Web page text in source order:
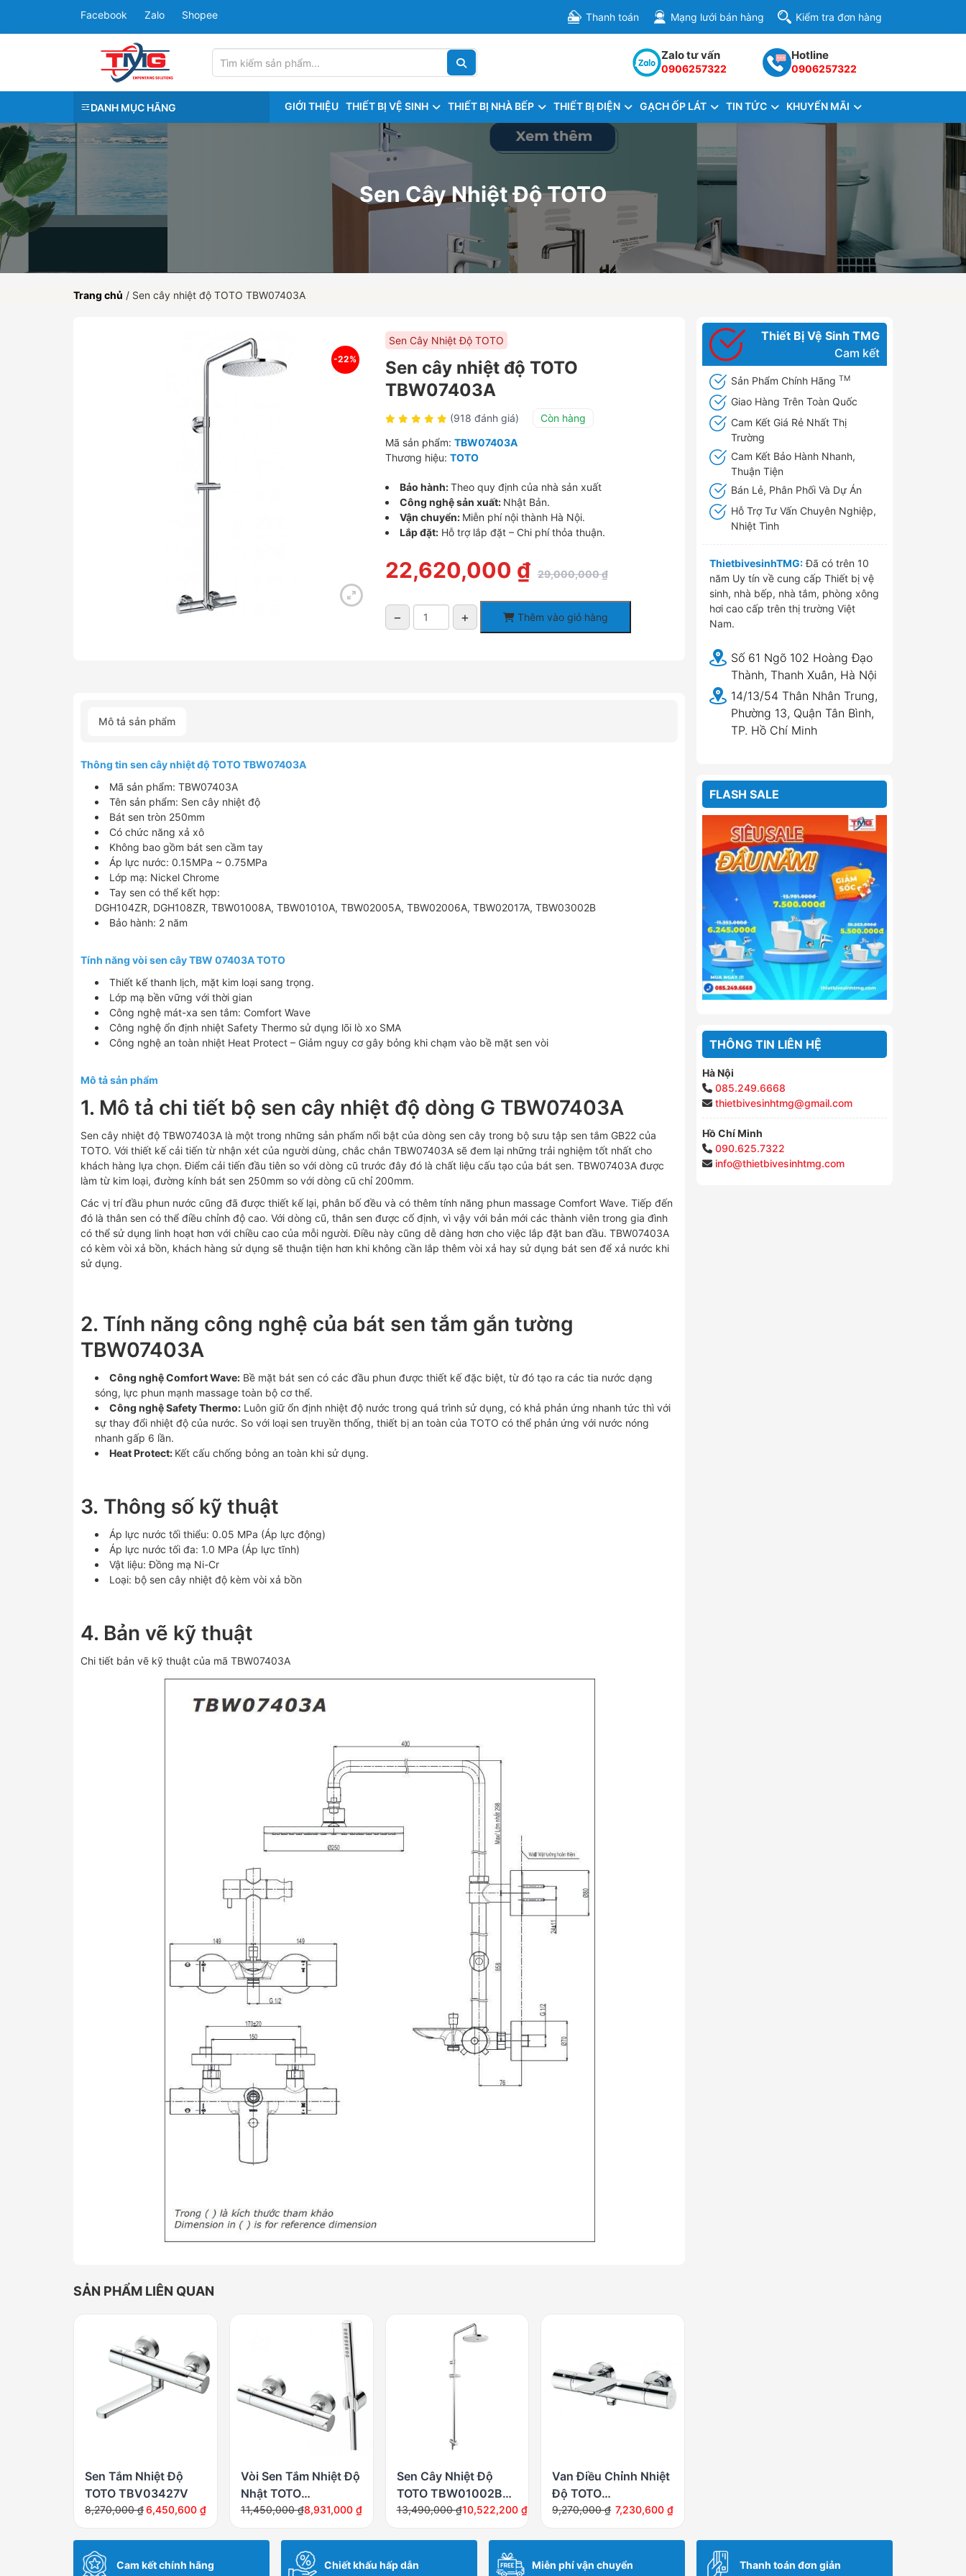
Facebook Zalo Shopee Thanh toán Mạng lưới bán hàng Kiểm tra đơn hàng
Hotline
0906257322
Zalo tư vấn
0906257322
DANH MỤC HÃNG GIỚI THIỆU THIẾT BỊ VỆ SINH THIẾT BỊ NHÀ BẾP THIẾT BỊ ĐIỆN GẠCH ỐP LÁT TIN TỨC KHUYẾN MÃI
Sen Cây Nhiệt Độ TOTO
Trang chủ / Sen cây nhiệt độ TOTO TBW07403A
-22%
Sen Cây Nhiệt Độ TOTO
Sen cây nhiệt độ TOTO
TBW07403A
(918 đánh giá)
Còn hàng
Mã sản phẩm: TBW07403A
Thương hiệu: TOTO
Bảo hành:Theo quy định của nhà sản xuất
Công nghệ sản xuất: Nhật Bản.
Vận chuyển: Miễn phí nội thành Hà Nội.
Lắp đặt:Hỗ trợ lắp đặt – Chi phí thỏa thuận.
29,000,000₫
Giá
gốc
29,000,000 ₫.
22,620,000 ₫
Giá
hiện
là:
22,620,000 ₫.
− + Thêm vào giỏ hàng
Mô tả sản phẩm
Thông tin sen cây nhiệt độ TOTO TBW07403A
Mã sản phẩm: TBW07403A
Tên sản phẩm: Sen cây nhiệt độ
Bát sen tròn 250mm
Có chức năng xả xô
Không bao gồm bát sen cầm tay
Áp lực nước: 0.15MPa ~ 0.75MPa
Lớp mạ: Nickel Chrome
Tay sen có thể kết hợp:
DGH104ZR, DGH108ZR, TBW01008A, TBW01010A, TBW02005A, TBW02006A, TBW02017A, TBW03002B
Bảo hành: 2 năm
Tính năng vòi sen cây TBW 07403A TOTO
Thiết kế thanh lịch, mặt kim loại sang trọng.
Lớp mạ bền vững với thời gian
Công nghệ mát-xa sen tắm: Comfort Wave
Công nghệ ổn định nhiệt Safety Thermo sử dụng lõi lò xo SMA
Công nghệ an toàn nhiệt Heat Protect – Giảm nguy cơ gây bỏng khi chạm vào bề mặt sen vòi
Mô tả sản phẩm
1. Mô tả chi tiết bộ sen cây nhiệt độ dòng G TBW07403A
Sen cây nhiệt độ TBW07403A là một trong những sản phẩm nổi bật của dòng sen cây trong bộ sưu tập sen tắm GB22 của
TOTO. Với thiết kế cải tiến từ nhận xét của người dùng, chắc chắn TBW07403A sẽ đem lại những trải nghiệm tốt nhất cho
khách hàng lựa chọn. Điểm cải tiến đầu tiên so với dòng cũ trước đây đó là chất liệu cấu tạo của bát sen. TBW07403A được
làm từ kim loại, đường kính bát sen 250mm so với dòng cũ chỉ 200mm.
Các vị trí đầu phun nước cũng đã được thiết kế lại, phân bố đều và có thêm tính năng phun massage Comfort Wave. Tiếp đến
đó là thân sen có thể điều chỉnh độ cao. Với dòng cũ, thân sen được cố định, vì vậy với bản mới các thành viên trong gia đình
có thể sử dụng linh hoạt hơn với chiều cao của mỗi người. Điều này cũng dễ dàng hơn cho việc lắp đặt ban đầu. TBW07403A
có kèm vòi xả bồn, khách hàng sử dụng sẽ thuận tiện hơn khi không cần lắp thêm vòi xả hay sử dụng bát sen để xả nước khi
sử dụng.
2. Tính năng công nghệ của bát sen tắm gắn tường
TBW07403A
Công nghệ Comfort Wave: Bề mặt bát sen có các đầu phun được thiết kế đặc biệt, từ đó tạo ra các tia nước dạng
sóng, lực phun mạnh massage toàn bộ cơ thể.
Công nghệ Safety Thermo: Luôn giữ ổn định nhiệt độ nước trong quá trình sử dụng, có khả phản ứng nhanh tức thì với
sự thay đổi nhiệt độ của nước. So với loại sen truyền thống, thiết bị an toàn của TOTO có thể phản ứng với nước nóng
nhanh gấp 6 lần.
Heat Protect: Kết cấu chống bỏng an toàn khi sử dụng.
3. Thông số kỹ thuật
Áp lực nước tối thiểu: 0.05 MPa (Áp lực động)
Áp lực nước tối đa: 1.0 MPa (Áp lực tĩnh)
Vật liệu: Đồng mạ Ni-Cr
Loại: bộ sen cây nhiệt độ kèm vòi xả bồn
4. Bản vẽ kỹ thuật
Chi tiết bản vẽ kỹ thuật của mã TBW07403A
SẢN PHẨM LIÊN QUAN
Sen Tắm Nhiệt Độ
TOTO TBV03427V
8,270,000₫
Giá
là:
8,270,000 ₫.
6,450,600 ₫
Giá
tại
là:
6,450,600 ₫.
Vòi Sen Tắm Nhiệt Độ
Nhật TOTO
TBV03431V/TBW02017A
11,450,000₫
Giá
là:
11,450,000 ₫.
8,931,000 ₫
Giá
tại
8,931,000 ₫.
Sen Cây Nhiệt Độ
TOTO TBW01002BA
Bát Tròn 200mm
13,490,000₫
Giá
là:
10,522,200 ₫
Giá
tại
10,522,200 ₫.
Van Điều Chỉnh Nhiệt
Độ TOTO
TBV01402BA
9,270,000₫
Giá
là:
7,230,600 ₫
Giá
tại
7,230,600 ₫.
Thiết Bị Vệ Sinh TMG
Cam kết
Sản Phẩm Chính Hãng TM
Giao Hàng Trên Toàn Quốc
Cam Kết Giá Rẻ Nhất Thị
Trường
Cam Kết Bảo Hành Nhanh,
Thuận Tiện
Bán Lẻ, Phân Phối Và Dự Án
Hỗ Trợ Tư Vấn Chuyên Nghiệp,
Nhiệt Tình
ThietbivesinhTMG:Đã có trên 10
năm Uy tín về cung cấp Thiết bị vệ
sinh, nhà bếp, nhà tắm, phòng xông
hơi cao cấp trên thị trường Việt
Nam.
Số 61 Ngõ 102 Hoàng Đạo
Thành, Thanh Xuân, Hà Nội
14/13/54 Thân Nhân Trung,
Phường 13, Quận Tân Bình,
TP. Hồ Chí Minh
FLASH SALE
THÔNG TIN LIÊN HỆ
Hà Nội
085.249.6668
thietbivesinhtmg@gmail.com
Hồ Chí Minh
090.625.7322
info@thietbivesinhtmg.com
Cam kết chính hãng Chiết khấu hấp dẫn Miễn phí vận chuyển Thanh toán đơn giản